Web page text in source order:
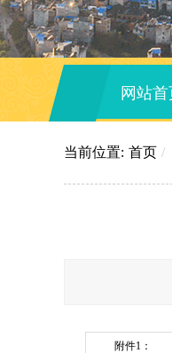
网站首
当前位置: 首页 /
附件1：